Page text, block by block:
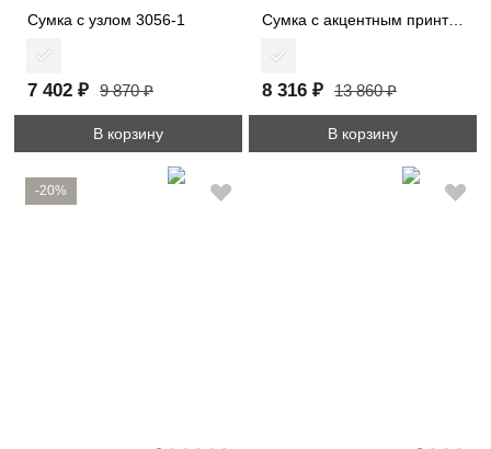
Сумка с узлом 3056-1
7 402 ₽ 9 870 ₽
В корзину
Сумка с акцентным принтом 2053
8 316 ₽ 13 860 ₽
В корзину
-20%